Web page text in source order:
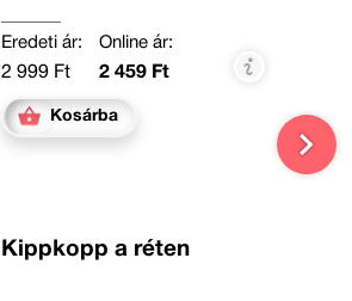
Eredeti ár:
2 999 Ft
Online ár:
2 459 Ft
Kosárba
Kippkopp a réten